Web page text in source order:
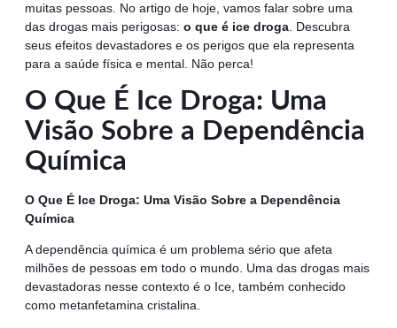
muitas pessoas. No artigo de hoje, vamos falar sobre uma
das drogas mais perigosas: o que é ice droga. Descubra
seus efeitos devastadores e os perigos que ela representa
para a saúde física e mental. Não perca!
O Que É Ice Droga: Uma
Visão Sobre a Dependência
Química
O Que É Ice Droga: Uma Visão Sobre a Dependência
Química
A dependência química é um problema sério que afeta
milhões de pessoas em todo o mundo. Uma das drogas mais
devastadoras nesse contexto é o Ice, também conhecido
como metanfetamina cristalina.